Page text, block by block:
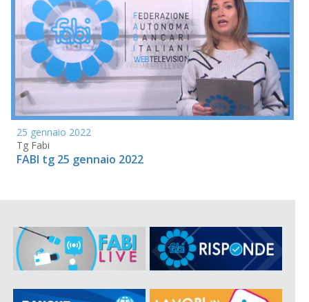
25 gennaio 2022
Tg Fabi
FABI tg 25 gennaio 2022